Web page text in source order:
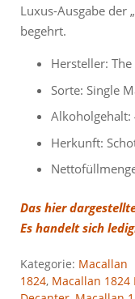
Luxus-Ausgabe der
begehrt.
Hersteller:
Sorte: Single
Alkoholgehalt:
Herkunft:
Das hier
Es handelt sich
Kategorie: Macallan
1824, Macallan 1824